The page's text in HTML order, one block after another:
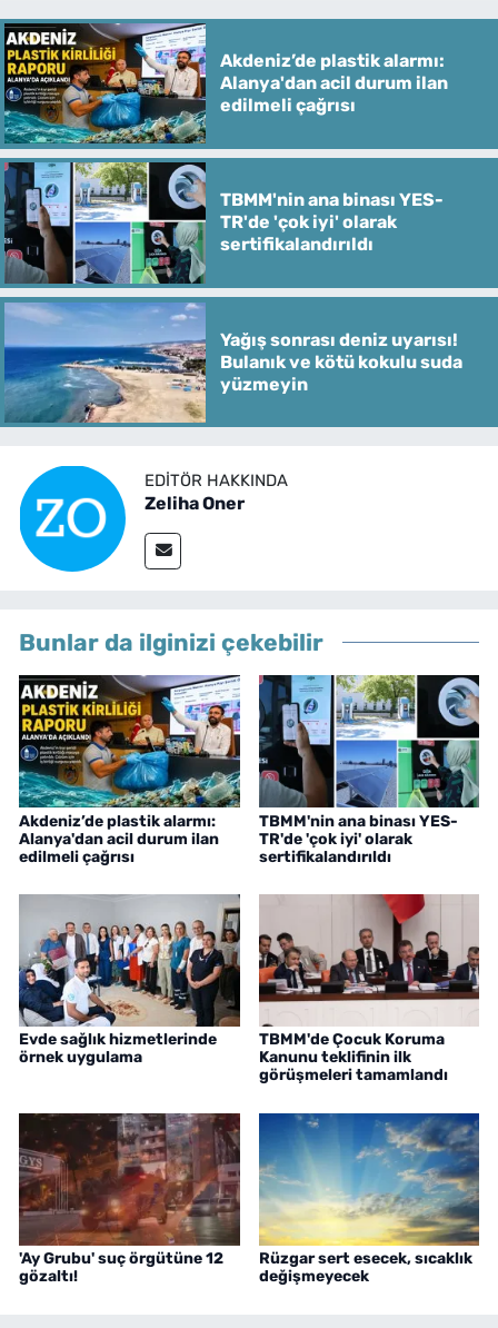
Akdeniz’de plastik alarmı:
Alanya'dan acil durum ilan
edilmeli çağrısı
TBMM'nin ana binası YES-
TR'de 'çok iyi' olarak
sertifikalandırıldı
Yağış sonrası deniz uyarısı!
Bulanık ve kötü kokulu suda
yüzmeyin
EDITÖR HAKKINDA
Zeliha Oner
Bunlar da ilginizi çekebilir
Akdeniz’de plastik alarmı:
Alanya'dan acil durum ilan
edilmeli çağrısı
TBMM'nin ana binası YES-
TR'de 'çok iyi' olarak
sertifikalandırıldı
Evde sağlık hizmetlerinde
örnek uygulama
TBMM'de Çocuk Koruma
Kanunu teklifinin ilk
görüşmeleri tamamlandı
'Ay Grubu' suç örgütüne 12
gözaltı!
Rüzgar sert esecek, sıcaklık
değişmeyecek